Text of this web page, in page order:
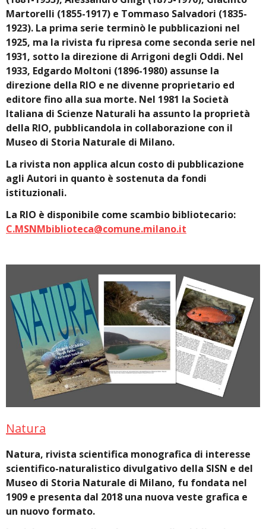
Martorelli (1855-1917) e Tommaso Salvadori (1835-
1923). La prima serie terminò le pubblicazioni nel
1925, ma la rivista fu ripresa come seconda serie nel
1931, sotto la direzione di Arrigoni degli Oddi. Nel
1933, Edgardo Moltoni (1896-1980) assunse la
direzione della RIO e ne divenne proprietario ed
editore fino alla sua morte. Nel 1981 la Società
Italiana di Scienze Naturali ha assunto la proprietà
della RIO, pubblicandola in collaborazione con il
Museo di Storia Naturale di Milano.
La rivista non applica alcun costo di pubblicazione
agli Autori in quanto è sostenuta da fondi
istituzionali.
La RIO è disponibile come scambio bibliotecario:
C.MSNMbiblioteca@comune.milano.it
Natura
Natura, rivista scientifica monografica di interesse
scientifico-naturalistico divulgativo della SISN e del
Museo di Storia Naturale di Milano, fu fondata nel
1909 e presenta dal 2018 una nuova veste grafica e
un nuovo formato.